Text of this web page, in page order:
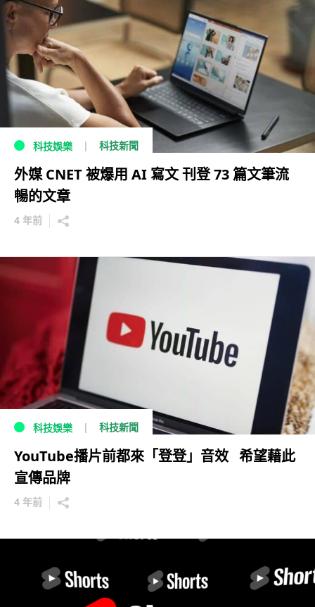
科技娛樂 科技新聞
外媒 CNET 被爆用 AI 寫文 刊登 73 篇文筆流
暢的文章
4 年前
科技娛樂 科技新聞
YouTube播片前都來「登登」音效 希望藉此
宣傳品牌
4 年前